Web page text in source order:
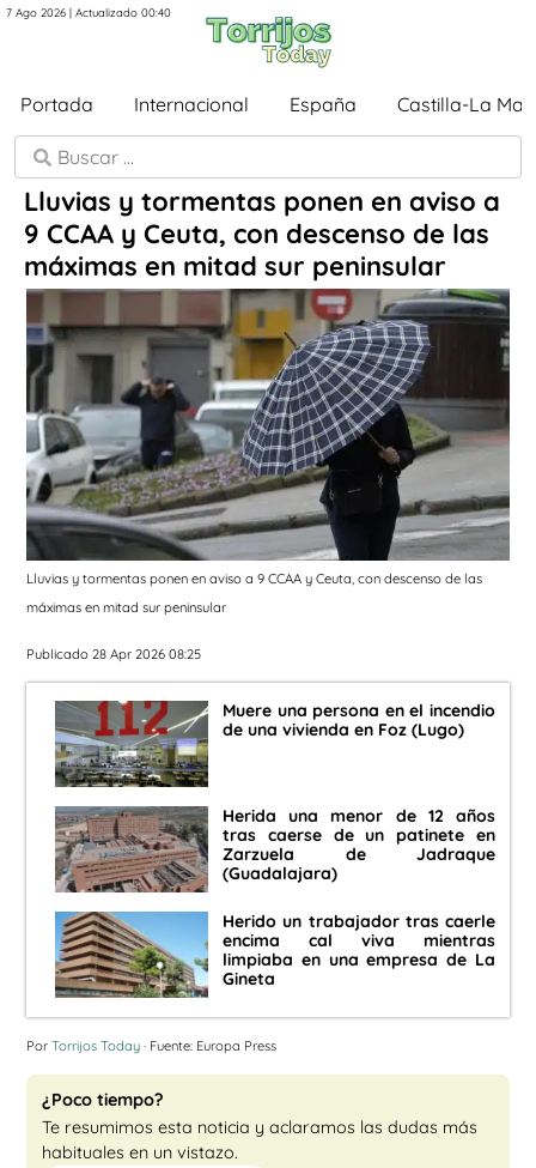
7 Ago 2026 | Actualizado 00:40
Portada Internacional España Castilla-La
Lluvias y tormentas ponen en aviso a
9 CCAA y Ceuta, con descenso de las
máximas en mitad sur peninsular
Lluvias y tormentas ponen en aviso a 9 CCAA y Ceuta, con descenso de las
máximas en mitad sur peninsular
Publicado 28 Apr 2026 08:25
Muere una persona en el incendio
de una vivienda en Foz (Lugo)
Herida una menor de 12 años
tras caerse de un patinete en
Zarzuela de Jadraque
(Guadalajara)
Herido un trabajador tras caerle
encima cal viva mientras
limpiaba en una empresa de La
Gineta
Por Torrijos Today · Fuente: Europa Press
¿Poco tiempo?
Te resumimos esta noticia y aclaramos las dudas más
habituales en un vistazo.